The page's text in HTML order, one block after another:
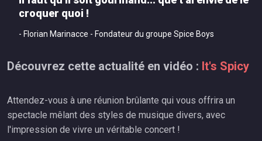
croquer quoi !
- Florian Marinacce - Fondateur du groupe Spice Boys
Découvrez cette actualité en vidéo : It's Spicy
Attendez-vous à une réunion brûlante qui vous offrira un
spectacle mêlant des styles de musique divers, avec
l'impression de vivre un véritable concert !